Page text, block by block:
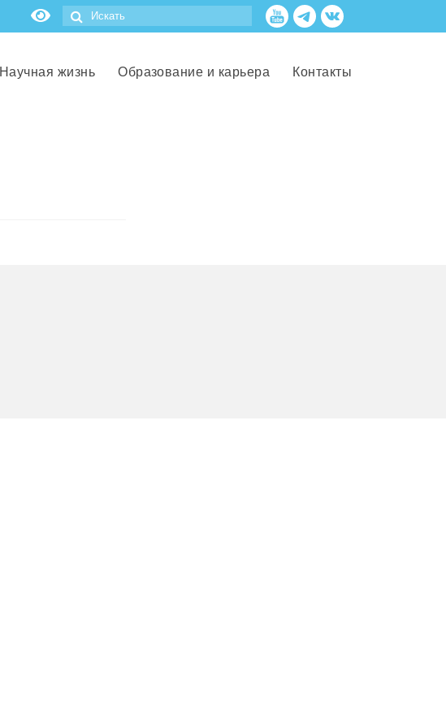
Научная жизнь Образование и карьера Контакты